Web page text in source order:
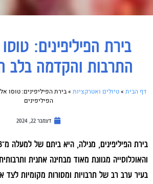
בירת הפיליפינים:
התרבות והקדמה בלב
דף הבית »טיולים ואטרקציות »בירת הפיליפינים: טוסו
הפיליפינים
דצמבר 22, 2024
והאוכלוסייה מגוונת מאוד מבחינה אתנית
בעיר ערב רב של תרבויות ומסורות מקומיות לצד